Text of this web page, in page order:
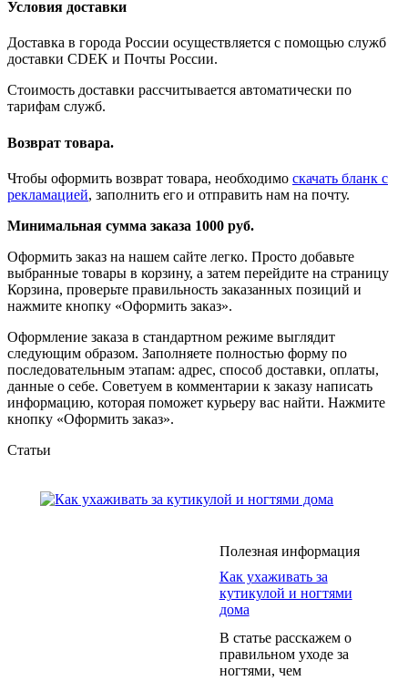
Условия доставки
Доставка в города России осуществляется с помощью служб
доставки CDEK и Почты России.
Стоимость доставки рассчитывается автоматически по
тарифам служб.
Возврат товара.
Чтобы оформить возврат товара, необходимо скачать бланк с
рекламацией, заполнить его и отправить нам на почту.
Минимальная сумма заказа 1000 руб.
Оформить заказ на нашем сайте легко. Просто добавьте
выбранные товары в корзину, а затем перейдите на страницу
Корзина, проверьте правильность заказанных позиций и
нажмите кнопку «Оформить заказ».
Оформление заказа в стандартном режиме выглядит
следующим образом. Заполняете полностью форму по
последовательным этапам: адрес, способ доставки, оплаты,
данные о себе. Советуем в комментарии к заказу написать
информацию, которая поможет курьеру вас найти. Нажмите
кнопку «Оформить заказ».
Статьи
Полезная информация
Как ухаживать за
кутикулой и ногтями
дома
В статье расскажем о
правильном уходе за
ногтями, чем